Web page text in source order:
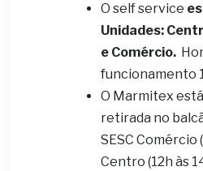
O self service
Unidades:
e Comércio.
funcionamento
O Marmitex
retirada no
SESC Comércio
Centro (12h às